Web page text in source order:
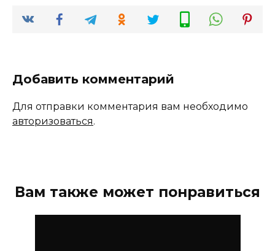
Добавить комментарий
Для отправки комментария вам необходимо
авторизоваться.
Вам также может понравиться